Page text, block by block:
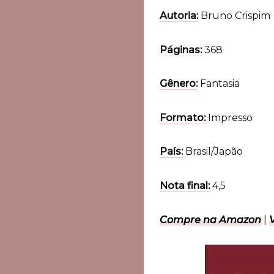
Autoria:Bruno Crispim
Páginas:368
Gênero:Fantasia
Formato: Impresso
País:Brasil/Japão
Nota final:4,5
Compre na Amazon |